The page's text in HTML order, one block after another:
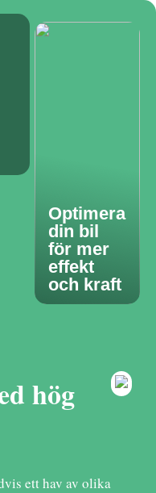
Optimera
din bil
för mer
effekt
och kraft
hög
ett hav av olika